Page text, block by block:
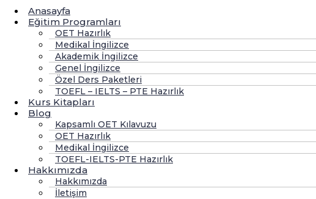
Anasayfa
Eğitim Programları
OET Hazırlık
Medikal İngilizce
Akademik İngilizce
Genel İngilizce
Özel Ders Paketleri
TOEFL – IELTS – PTE Hazırlık
Kurs Kitapları
Blog
Kapsamlı OET Kılavuzu
OET Hazırlık
Medikal İngilizce
TOEFL-IELTS-PTE Hazırlık
Hakkımızda
Hakkımızda
İletişim